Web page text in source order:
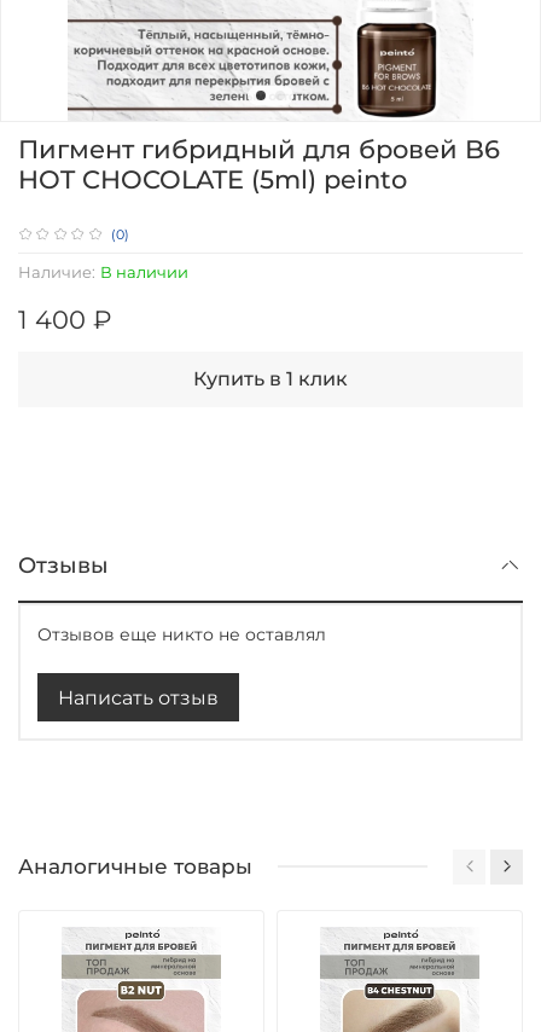
(0)
Наличие: В наличии
Пигмент гибридный для бровей B6
HOT CHOCOLATE (5ml) peinto
1 400 ₽
Купить в 1 клик
Отзывы
Отзывов еще никто не оставлял
Написать отзыв
Аналогичные товары